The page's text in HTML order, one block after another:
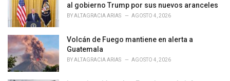
al gobierno Trump por sus nuevos aranceles
BYALTAGRACIA ARIAS AGOSTO 4, 2026
Volcán de Fuego mantiene en alerta a
Guatemala
BYALTAGRACIA ARIAS AGOSTO 4, 2026